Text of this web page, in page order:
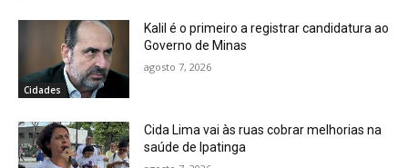
Cidades
Kalil é o primeiro a registrar candidatura ao
Governo de Minas
agosto 7, 2026
Cida Lima vai às ruas cobrar melhorias na
saúde de Ipatinga